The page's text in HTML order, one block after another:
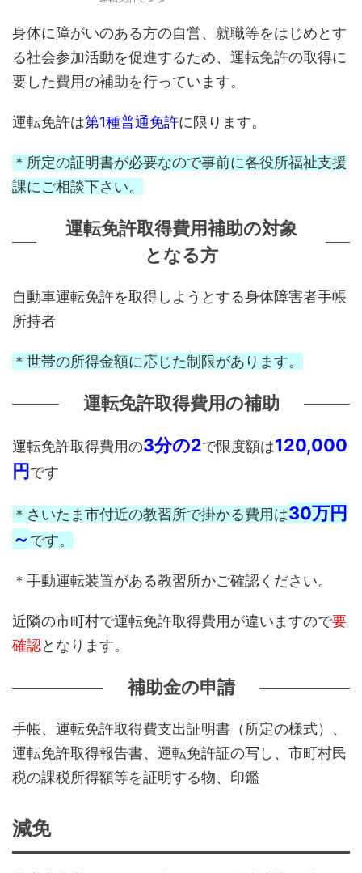
身体に障がいのある方の自営、就職等をはじめとす
る社会参加活動を促進するため、運転免許の取得に
要した費用の補助を行っています。
運転免許は第1種普通免許に限ります。
＊所定の証明書が必要なので事前に各役所福祉支援
課にご相談下さい。
運転免許取得費用補助の対象
となる方
自動車運転免許を取得しようとする身体障害者手帳
所持者
＊世帯の所得金額に応じた制限があります。
運転免許取得費用の補助
運転免許取得費用の3分の2で限度額は120,000
円です
＊さいたま市付近の教習所で掛かる費用は30万円
～です。
＊手動運転装置がある教習所かご確認ください。
近隣の市町村で運転免許取得費用が違いますので要
確認となります。
補助金の申請
手帳、運転免許取得費支出証明書（所定の様式）、
運転免許取得報告書、運転免許証の写し、市町村民
税の課税所得額等を証明する物、印鑑
減免